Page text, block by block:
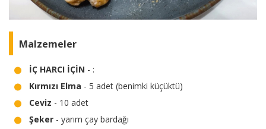
Malzemeler
İÇ HARCI İÇİN - :
Kırmızı Elma - 5 adet (benimki küçüktü)
Ceviz - 10 adet
Şeker - yarım çay bardağı